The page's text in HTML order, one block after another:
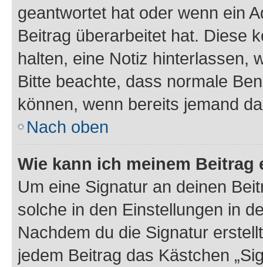
geantwortet hat oder wenn ein
Beitrag überarbeitet hat. Diese
halten, eine Notiz hinterlassen,
Bitte beachte, dass normale
können, wenn bereits jemand
Nach oben
Wie kann ich meinem
Um eine Signatur an deinen
solche in den Einstellungen in
Nachdem du die Signatur
jedem Beitrag das Kästchen